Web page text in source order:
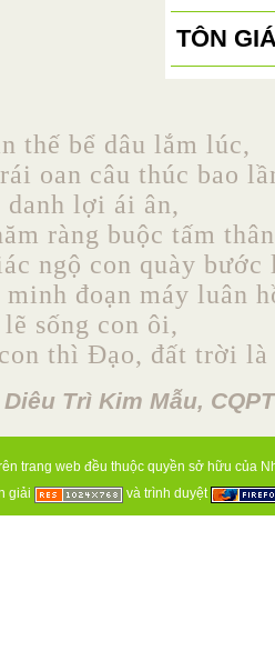
TÔN
thế bể dâu lắm lúc,
oan câu thúc bao
danh lợi ái ân,
ràng buộc tấm
ngộ con quày bước
minh đoạn máy luân
sống con ôi,
thì Đạo, đất trời là
Trì Kim Mẫu,
trang web đều thuộc quyền sở hữu của
giải
và trình duyệt